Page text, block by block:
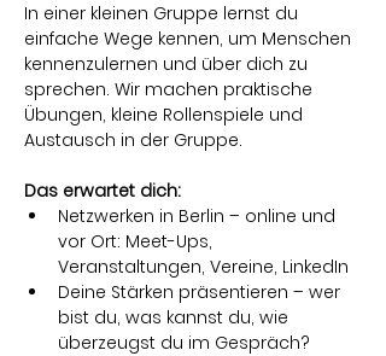
In einer kleinen Gruppe lernst du
einfache Wege kennen, um Menschen
kennenzulernen und über dich zu
sprechen. Wir machen praktische
Übungen, kleine Rollenspiele und
Austausch in der Gruppe.
Das erwartet dich:
Netzwerken in Berlin – online und
vor Ort: Meet-Ups,
Veranstaltungen, Vereine, LinkedIn
Deine Stärken präsentieren – wer
bist du, was kannst du, wie
überzeugst du im Gespräch?